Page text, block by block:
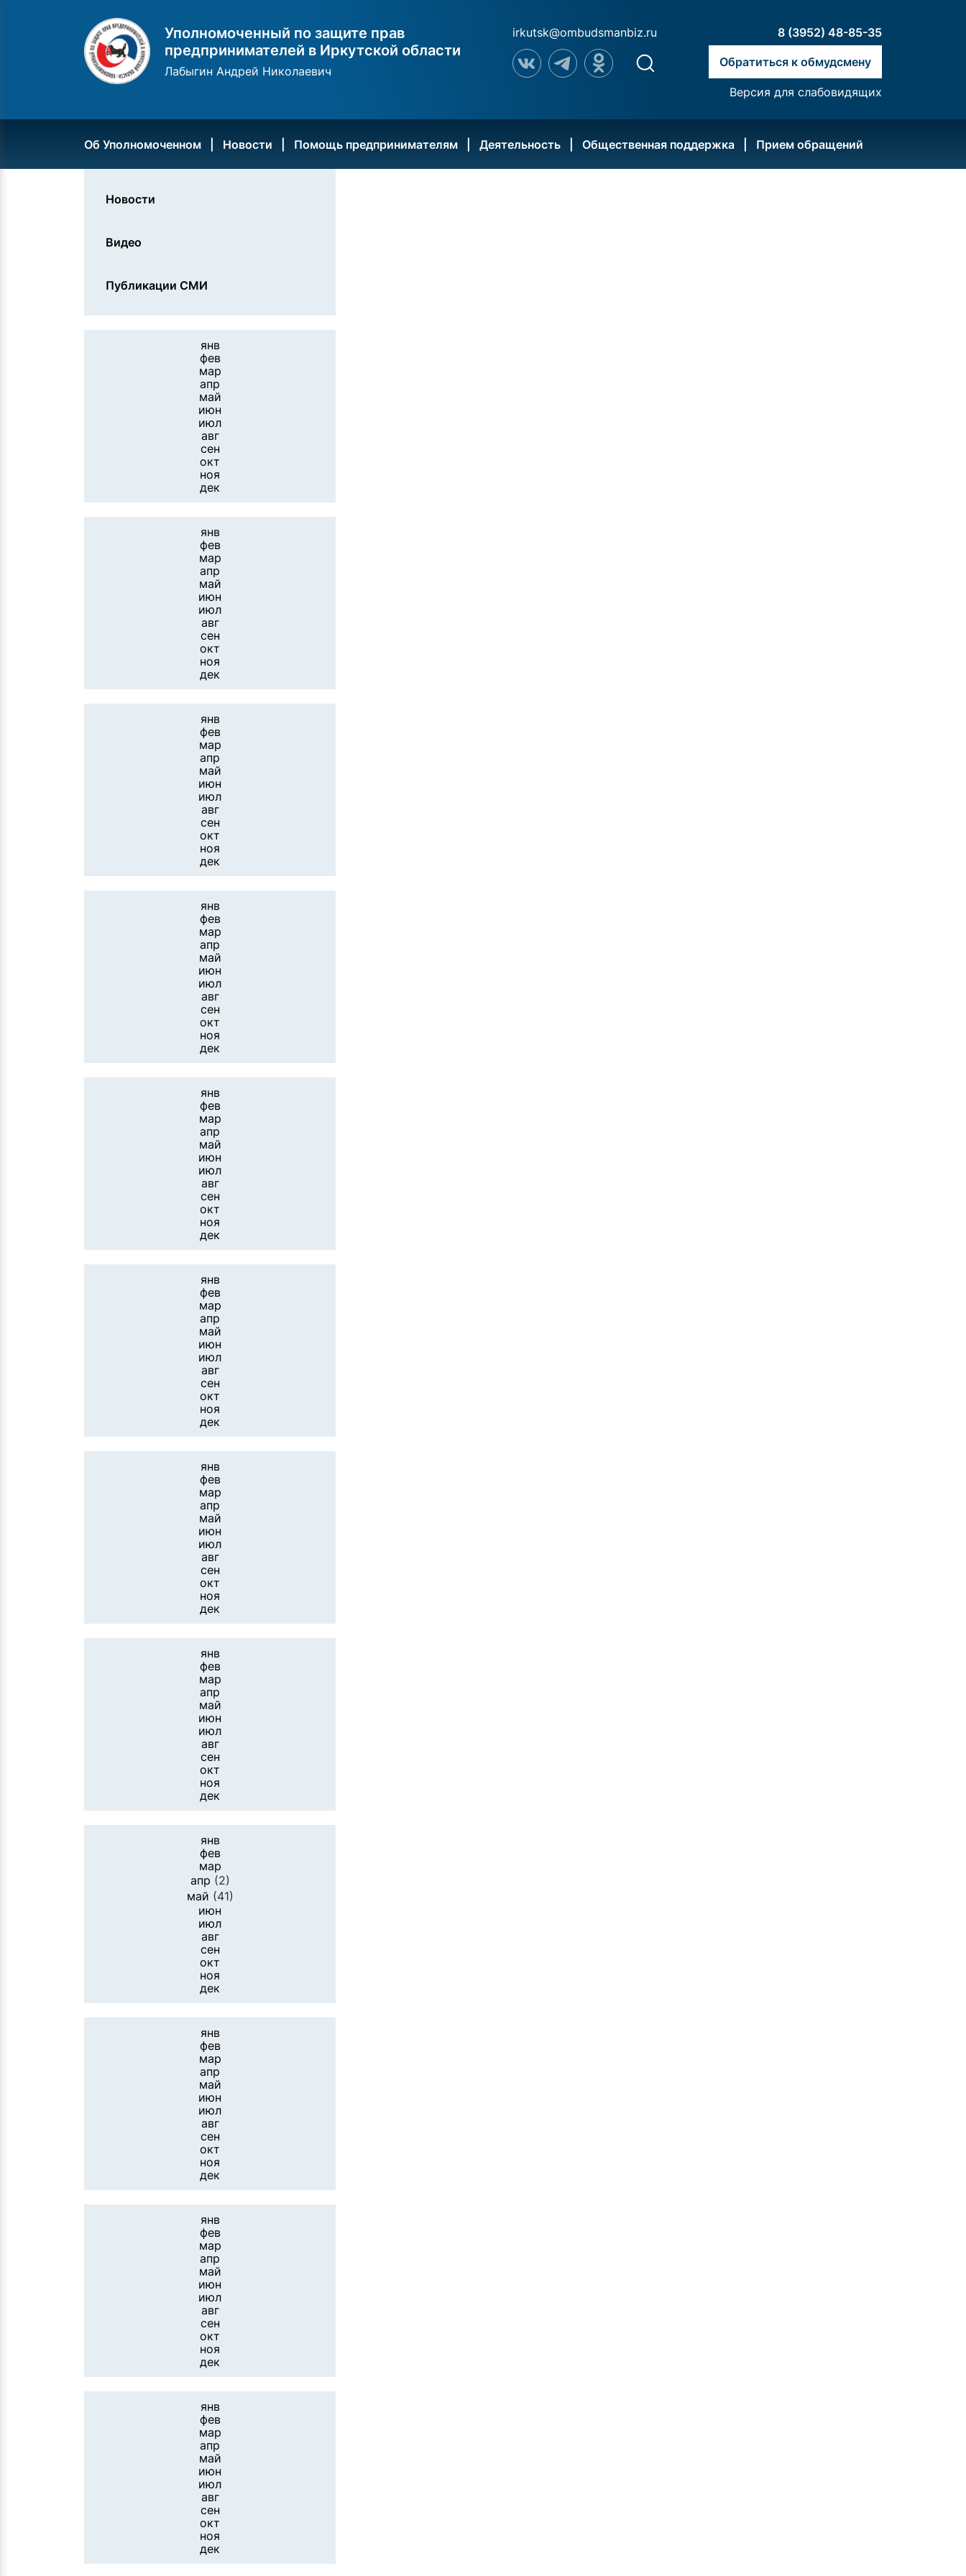
Уполномоченный по защите прав
предпринимателей в Иркутской области
Лабыгин Андрей Николаевич
irkutsk@ombudsmanbiz.ru 8 (3952) 48-85-35
Обратиться к обмудсмену
Версия для слабовидящих
Об Уполномоченном Новости Помощь предпринимателям Деятельность Общественная поддержка Прием обращений
Новости
Видео
Публикации СМИ
янв
фев
мар
апр
май
июн
июл
авг
сен
окт
ноя
дек
янв
фев
мар
апр
май
июн
июл
авг
сен
окт
ноя
дек
янв
фев
мар
апр
май
июн
июл
авг
сен
окт
ноя
дек
янв
фев
мар
апр
май
июн
июл
авг
сен
окт
ноя
дек
янв
фев
мар
апр
май
июн
июл
авг
сен
окт
ноя
дек
янв
фев
мар
апр
май
июн
июл
авг
сен
окт
ноя
дек
янв
фев
мар
апр
май
июн
июл
авг
сен
окт
ноя
дек
янв
фев
мар
апр
май
июн
июл
авг
сен
окт
ноя
дек
янв
фев
мар
апр (2)
май (41)
июн
июл
авг
сен
окт
ноя
дек
янв
фев
мар
апр
май
июн
июл
авг
сен
окт
ноя
дек
янв
фев
мар
апр
май
июн
июл
авг
сен
окт
ноя
дек
янв
фев
мар
апр
май
июн
июл
авг
сен
окт
ноя
дек